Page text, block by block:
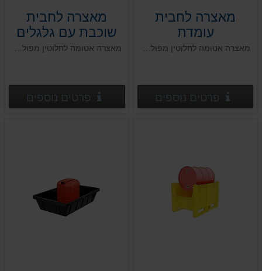
מאצרה לחבית
עומדת
מאצרה אטומה לחלוטין מפוליאתילן בצפיפות גבוהה HDPE, לפי הנחיות המשרד להגנת הסביבה
פרטים נוספים פרטים נוספים
מאצרה לחבית
שוכבת עם גלגלים
מאצרה אטומה לחלוטין מפוליאתילן בצפיפות גבוהה HDPE, לפי הנחיות המשרד להגנת הסביבה
פרטים נוספים